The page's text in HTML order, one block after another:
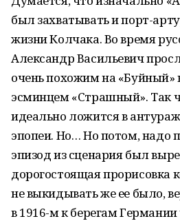
был захватывать и порт-
жизни Колчака. Во время
Александр Васильевич
очень похожим на «Буйный»
эсминцем «Страшный». Так
идеально ложится в
эпопеи. Но… Но потом, надо
эпизод из сценария был
дорогостоящая прорисовка
не выкидывать же ее было,
в 1916-м к берегам